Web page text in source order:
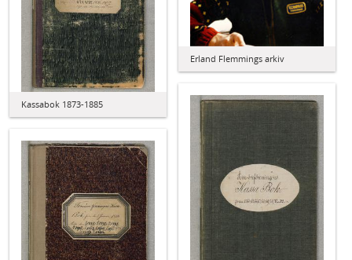
Erland Flemmings arkiv
Kassabok 1873-1885